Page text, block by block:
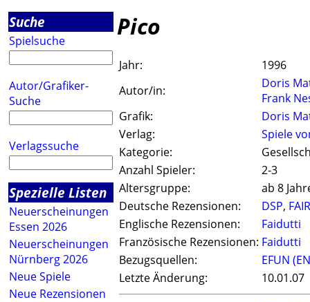
Suche
Spielsuche
Autor/Grafiker-
Suche
Verlagssuche
Spezielle Listen
Neuerscheinungen
Essen 2026
Neuerscheinungen
Nürnberg 2026
Neue Spiele
Neue Rezensionen
Pico
Jahr:
1996
Autor/in:
Doris
Frank
Grafik:
Doris
Verlag:
Spiele
Kategorie:
Anzahl Spieler:
2-3
Altersgruppe:
ab 8
Deutsche Rezensionen:
DSP,
Englische Rezensionen:
Faidutti
Französische Rezensionen: Faidutti
Bezugsquellen:
EFUN
Letzte Änderung:
10.01.07